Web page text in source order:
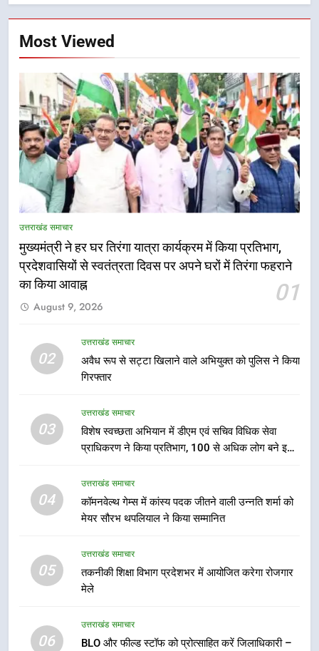
Most Viewed
उत्तराखंड समाचार
मुख्यमंत्री ने हर घर तिरंगा यात्रा कार्यक्रम में किया प्रतिभाग,
प्रदेशवासियों से स्वतंत्रता दिवस पर अपने घरों में तिरंगा फहराने
का किया आवाह्न
01
August 9, 2026
02
उत्तराखंड समाचार
अवैध रूप से सट्टा खिलाने वाले अभियुक्त को पुलिस ने किया
गिरफ्तार
03
उत्तराखंड समाचार
विशेष स्वच्छता अभियान में डीएम एवं सचिव विधिक सेवा
प्राधिकरण ने किया प्रतिभाग, 100 से अधिक लोग बने इस
04
उत्तराखंड समाचार
कॉमनवेल्थ गेम्स में कांस्य पदक जीतने वाली उन्नति शर्मा को
मेयर सौरभ थपलियाल ने किया सम्मानित
05
उत्तराखंड समाचार
तकनीकी शिक्षा विभाग प्रदेशभर में आयोजित करेगा रोजगार
मेले
06
उत्तराखंड समाचार
BLO और फील्ड स्टॉफ को प्रोत्साहित करें जिलाधिकारी –
5
तकनीकी शिक्षा विभाग प्रदेशभर में
उत्तराखंड समाचार
6
उत्तराखंड समाचार
पहुंचाने की तैयारी, 9 से 17 अगस्त तक
होंगे देशभक्ति के विविध कार्यक्रम
उत्तराखंड समाचार
कावड़ मेले को सकुशल रूप से संपन्न कराने
के लिए खुद मैदान में उतरे एसएसपी दून
1
से स्वतंत्रता दिवस पर अपने घरों में तिरंगा
फहराने का किया आवाह्न
उत्तराखंड समाचार